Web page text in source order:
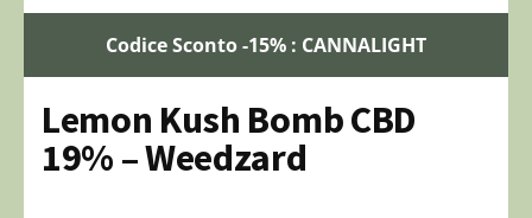
Codice Sconto -15% : CANNALIGHT
Lemon Kush Bomb CBD
19% – Weedzard